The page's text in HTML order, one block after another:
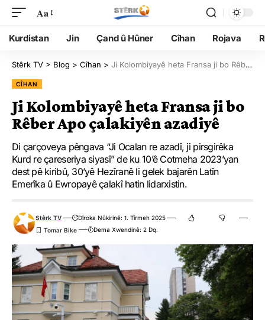
Aa
Kurdistan Jin Çand û Hûner Cîhan Rojava
Stêrk TV > Blog > Cîhan > Ji Kolombiyayê heta Fransa ji bo Rêber Apo çalakiyên azadiyê
CÎHAN
Ji Kolombiyayê heta Fransa ji bo
Rêber Apo çalakiyên azadiyê
Di çarçoveya pêngava “Ji Ocalan re azadî, ji pirsgirêka
Kurd re çareseriya siyasî” de ku 10’ê Cotmeha 2023’yan
dest pê kiribû, 30’yê Hezîranê li gelek bajarên Latîn
Emerîka û Ewropayê çalakî hatin lidarxistin.
Stêrk TV
Dîroka Nûkirinê: 1. Tîrmeh 2025
Dema Xwendinê: 2 Dq.